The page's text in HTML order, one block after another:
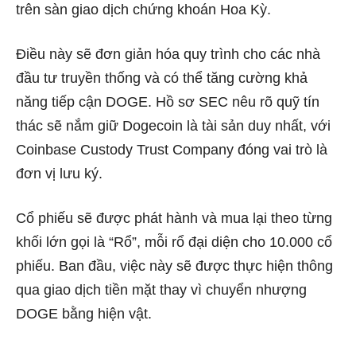
trên sàn giao dịch chứng khoán Hoa Kỳ.
Điều này sẽ đơn giản hóa quy trình cho các nhà
đầu tư truyền thống và có thể tăng cường khả
năng tiếp cận DOGE. Hồ sơ SEC nêu rõ quỹ tín
thác sẽ nắm giữ Dogecoin là tài sản duy nhất, với
Coinbase Custody Trust Company đóng vai trò là
đơn vị lưu ký.
Cổ phiếu sẽ được phát hành và mua lại theo từng
khối lớn gọi là “Rổ”, mỗi rổ đại diện cho 10.000 cổ
phiếu. Ban đầu, việc này sẽ được thực hiện thông
qua giao dịch tiền mặt thay vì chuyển nhượng
DOGE bằng hiện vật.